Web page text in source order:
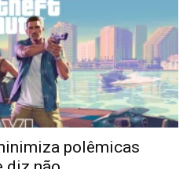
polêmicas